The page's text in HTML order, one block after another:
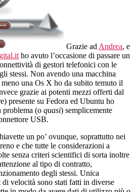
test
Grazie ad Andrea, e
ho avuto l’occasione di passare un
di gestori telefonici con le
stessi. Non avendo una macchina
una Os X ho da subito temuto il
grazie ai potenti mezzi offerti dal
presente su Fedora ed Ubuntu ho
problema (o quasi) semplicemente
USB.
un po’ ovunque, soprattutto nei
e che tutte le considerazioni a
senza criteri scientifici di sorta inoltre
al tipo di contratto,
degli stessi. Unica
di velocità sono stati fatti in diverse